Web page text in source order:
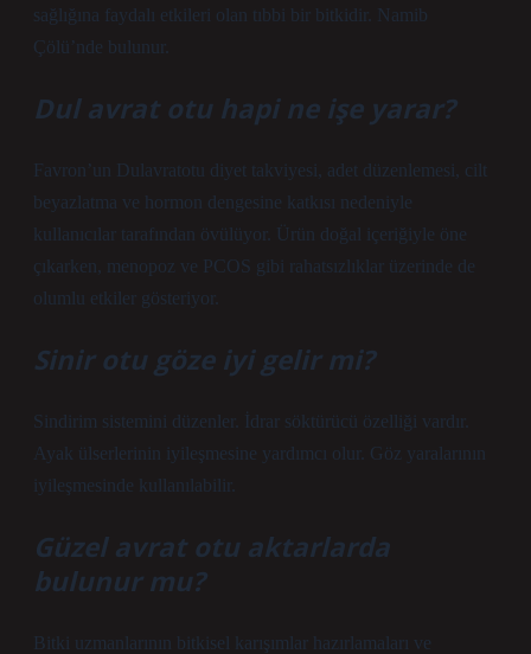
sağlığına faydalı etkileri olan tıbbi bir bitkidir. Namib
Çölü’nde bulunur.
Dul avrat otu hapi ne işe yarar?
Favron’un Dulavratotu diyet takviyesi, adet düzenlemesi, cilt
beyazlatma ve hormon dengesine katkısı nedeniyle
kullanıcılar tarafından övülüyor. Ürün doğal içeriğiyle öne
çıkarken, menopoz ve PCOS gibi rahatsızlıklar üzerinde de
olumlu etkiler gösteriyor.
Sinir otu göze iyi gelir mi?
Sindirim sistemini düzenler. İdrar söktürücü özelliği vardır.
Ayak ülserlerinin iyileşmesine yardımcı olur. Göz yaralarının
iyileşmesinde kullanılabilir.
Güzel avrat otu aktarlarda
bulunur mu?
Bitki uzmanlarının bitkisel karışımlar hazırlamaları ve